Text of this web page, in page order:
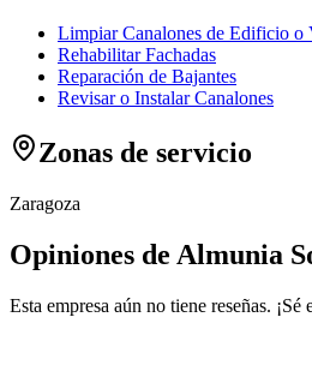
Limpiar Canalones de Edificio o
Rehabilitar Fachadas
Reparación de Bajantes
Revisar o Instalar Canalones
Zonas de servicio
Zaragoza
Opiniones de Almunia
Esta empresa aún no tiene reseñas.